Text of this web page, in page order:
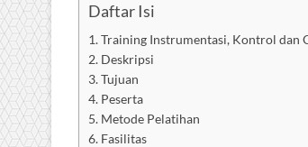
Daftar Isi
Training Instrumentasi, Kontrol dan
Deskripsi
Tujuan
Peserta
Metode Pelatihan
Fasilitas